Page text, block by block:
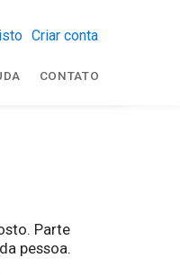
Criar conta
CONTATO
Parte
pessoa.